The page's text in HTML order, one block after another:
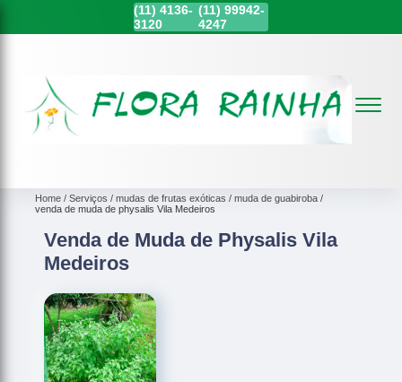
(11) 4136-
3120
(11)99942-
4247
Home Serviços mudas de frutas exóticas
muda de guabiroba
venda de muda de physalis Vila Medeiros
Venda de Muda de Physalis Vila
Medeiros